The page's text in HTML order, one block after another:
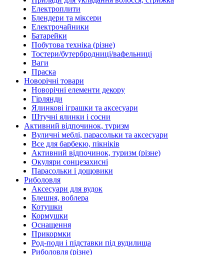
Електроплити
Блендери та міксери
Електрочайники
Батарейки
Побутова техніка (різне)
Тостери/бутербродниці/вафельниці
Ваги
Праска
Новорічні товари
Новорічні елементи декору
Гірлянди
Ялинкові іграшки та аксесуари
Штучні ялинки і сосни
Активний відпочинок, туризм
Вуличні меблі, парасольки та аксесуари
Все для барбекю, пікніків
Активний відпочинок, туризм (різне)
Окуляри сонцезахисні
Парасольки і дощовики
Риболовля
Аксесуари для вудок
Блешня, воблера
Котушки
Кормушки
Оснащення
Прикормки
Род-поди і підставки під вудилища
Риболовля (різне)